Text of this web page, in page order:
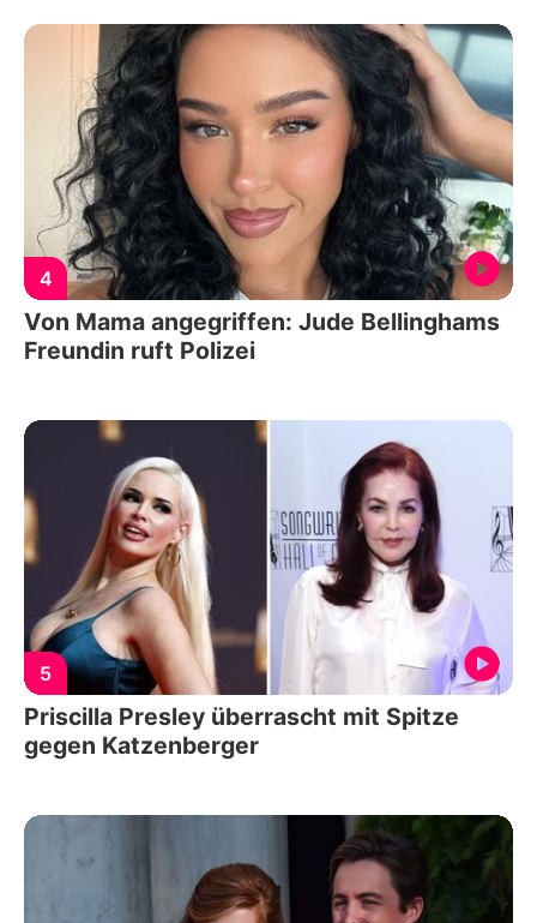
4
Von Mama angegriffen: Jude Bellinghams
Freundin ruft Polizei
5
Priscilla Presley überrascht mit Spitze
gegen Katzenberger